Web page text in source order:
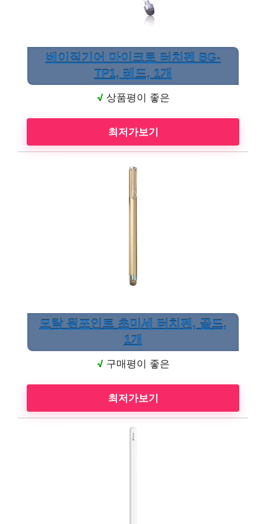
베이직기어 마이크로 터치펜 BG-
TP1, 레드, 1개
√상품평이 좋은
최저가보기
모락 원포인트 초미세 터치펜, 골드,
1개
√구매평이 좋은
최저가보기